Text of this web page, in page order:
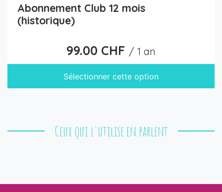
Abonnement Club 12 mois
(historique)
99.00 CHF / 1 an
Sélectionner cette option
Ceux qui l'utilise en parlent